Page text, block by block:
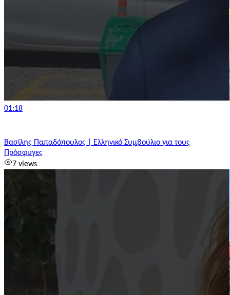
01:18
Βασίλης Παπαδόπουλος | Ελληνικό Συμβούλιο για τους
Πρόσφυγες
7 views